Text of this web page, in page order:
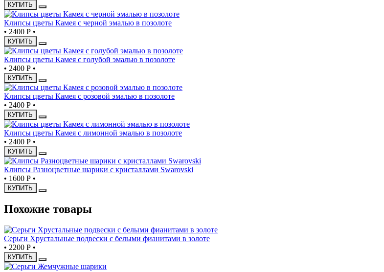
КУПИТЬ
Клипсы цветы Камея с черной эмалью в позолоте
• 2400 Р •
КУПИТЬ
Клипсы цветы Камея с голубой эмалью в позолоте
• 2400 Р •
КУПИТЬ
Клипсы цветы Камея с розовой эмалью в позолоте
• 2400 Р •
КУПИТЬ
Клипсы цветы Камея с лимонной эмалью в позолоте
• 2400 Р •
КУПИТЬ
Клипсы Разноцветные шарики с кристаллами Swarovski
• 1600 Р •
КУПИТЬ
Похожие товары
Серьги Хрустальные подвески с белыми фианитами в золоте
• 2200 Р •
КУПИТЬ